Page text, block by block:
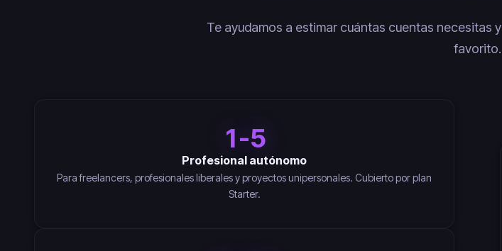
Te ayudamos a estimar cuántas cuentas necesitas
favorito.
1-5
Profesional autónomo
Para freelancers, profesionales liberales y proyectos unipersonales. Cubierto por plan
Starter.